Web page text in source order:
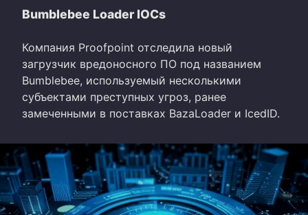
Bumblebee Loader IOCs
Компания Proofpoint отследила новый
загрузчик вредоносного ПО под названием
Bumblebee, используемый несколькими
субъектами преступных угроз, ранее
замеченными в поставках BazaLoader и IcedID.